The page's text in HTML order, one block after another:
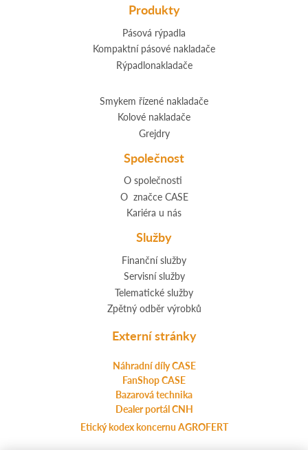
Produkty
Pásová rýpadla
Kompaktní pásové nakladače
Rýpadlonakladače
Smykem řízené nakladače
Kolové nakladače
Grejdry
Společnost
O společnosti
O značce CASE
Kariéra u nás
Služby
Finanční služby
Servisní služby
Telematické služby
Zpětný odběr výrobků
Externí stránky
Náhradní díly CASE
FanShop CASE
Bazarová technika
Dealer portál CNH
Etický kodex koncernu AGROFERT